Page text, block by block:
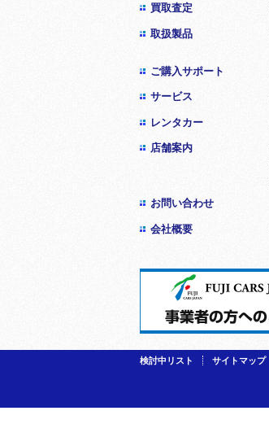
買取査定
取扱製品
ご購入サポート
サービス
レンタカー
店舗案内
お問い合わせ
会社概要
検討中リスト サイトマップ